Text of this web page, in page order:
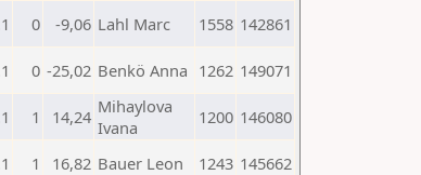
0 -9,06 Lahl Marc 1558 142861
0 -25,02 Benkö Anna 1262 149071
1 14,24 Mihaylova
Ivana
1200 146080
1 16,82 Bauer Leon 1243 145662